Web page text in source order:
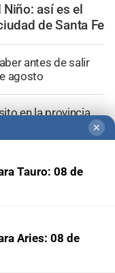
Niño: así es el
de Santa Fe
antes de salir
agosto
en la provincia
se presta con
frío por la
de Santa Fe
✕
Tauro: 08 de
Aries: 08 de